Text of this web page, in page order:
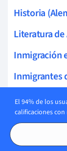
Historia
Literatura de
Inmigración
Inmigrantes
Aprendizaje
Educación
El 94% de los
calificaciones